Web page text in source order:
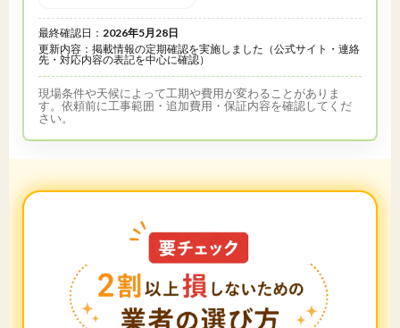
最終確認日： 2026年5月28日
更新内容：掲載情報の定期確認を実施しました（公式サイト・連絡
先・対応内容の表記を中心に確認）
現場条件や天候によって工期や費用が変わることがありま
す。依頼前に工事範囲・追加費用・保証内容を確認してくだ
さい。